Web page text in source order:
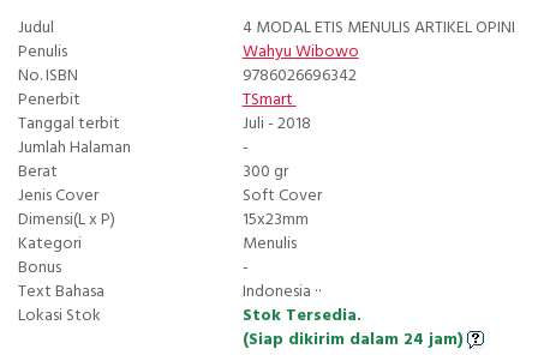
Judul
4 MODAL ETIS MENULIS ARTIKEL OPINI
Penulis
Wahyu Wibowo
No. ISBN
9786026696342
Penerbit
TSmart
Tanggal terbit
Juli - 2018
Jumlah Halaman
-
Berat
300 gr
Jenis Cover
Soft Cover
Dimensi(L x P)
15x23mm
Kategori
Menulis
Bonus
-
Text Bahasa
Indonesia ··
Lokasi Stok
Stok Tersedia.
(Siap dikirim dalam 24 jam)